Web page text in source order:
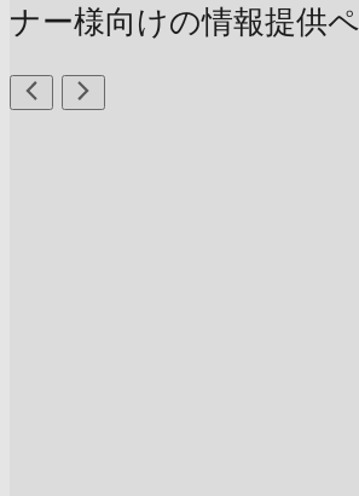
ナー様向けの情報提供